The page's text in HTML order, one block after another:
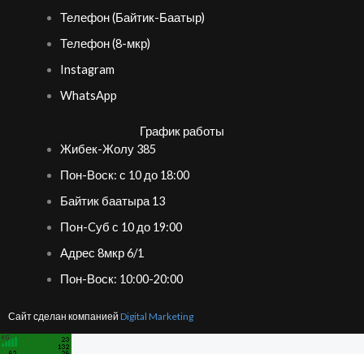
Телефон (Байтик-Баатыр)
Телефон (8-мкр)
Instagram
WhatsApp
График работы
Жибек-Жолу 385
Пон-Воск: с 10 до 18:00
Байтик баатыра 13
Пoн-Cуб с 10 до 19:00
Адрес 8мкр 6/1
Пон-Воск: 10:00-20:00
Сайт сделан компанией Digital Marketing